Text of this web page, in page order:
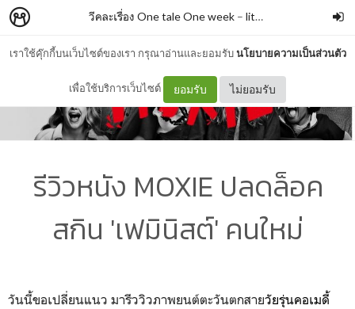
เราใช้คุ๊กกี้บนเว็บไซต์ของเรา กรุณาอ่านและยอมรับนโยบายความเป็นส่วนตัว
เพื่อใช้บริการเว็บไซต์ ยอมรับ ไม่ยอมรับ
วีคละเรื่อง One tale One week – litta_ar
รีวิวหนัง MOXIE ปลดล็อค
สกิน 'เฟมินิสต์' คนใหม่
วันนี้ขอเปลี่ยนแนว มารีววิวภาพยนต์ตะวันตกสายวัยรุ่นคอเมดี้